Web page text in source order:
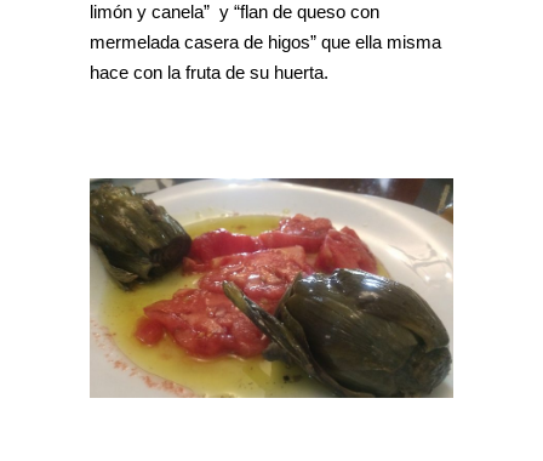
limón y canela” y “flan de queso con
mermelada casera de higos” que ella misma
hace con la fruta de su huerta.